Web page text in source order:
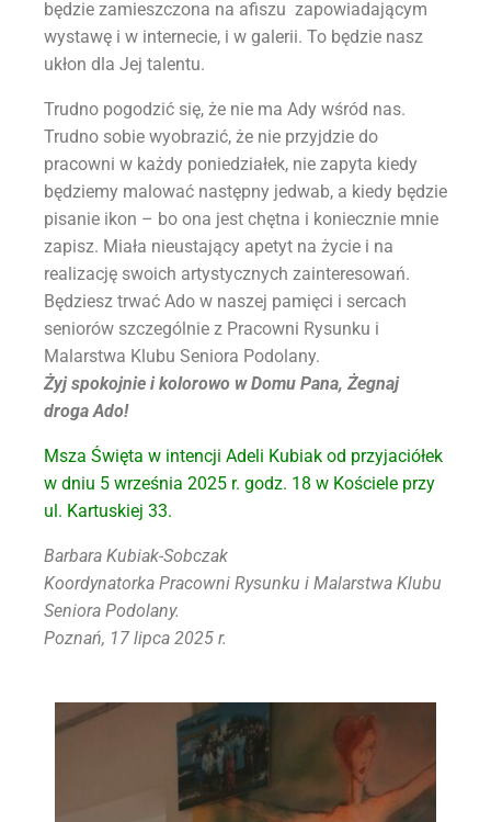
będzie zamieszczona na afiszu zapowiadającym
wystawę i w internecie, i w galerii. To będzie nasz
ukłon dla Jej talentu.
Trudno pogodzić się, że nie ma Ady wśród nas.
Trudno sobie wyobrazić, że nie przyjdzie do
pracowni w każdy poniedziałek, nie zapyta kiedy
będziemy malować następny jedwab, a kiedy będzie
pisanie ikon – bo ona jest chętna i koniecznie mnie
zapisz. Miała nieustający apetyt na życie i na
realizację swoich artystycznych zainteresowań.
Będziesz trwać Ado w naszej pamięci i sercach
seniorów szczególnie z Pracowni Rysunku i
Malarstwa Klubu Seniora Podolany.
Żyj spokojnie i kolorowo w Domu Pana, Żegnaj
droga Ado!
Msza Święta w intencji Adeli Kubiak od przyjaciółek
w dniu 5 września 2025 r. godz. 18 w Kościele przy
ul. Kartuskiej 33.
Barbara Kubiak-Sobczak
Koordynatorka Pracowni Rysunku i Malarstwa Klubu
Seniora Podolany.
Poznań, 17 lipca 2025 r.